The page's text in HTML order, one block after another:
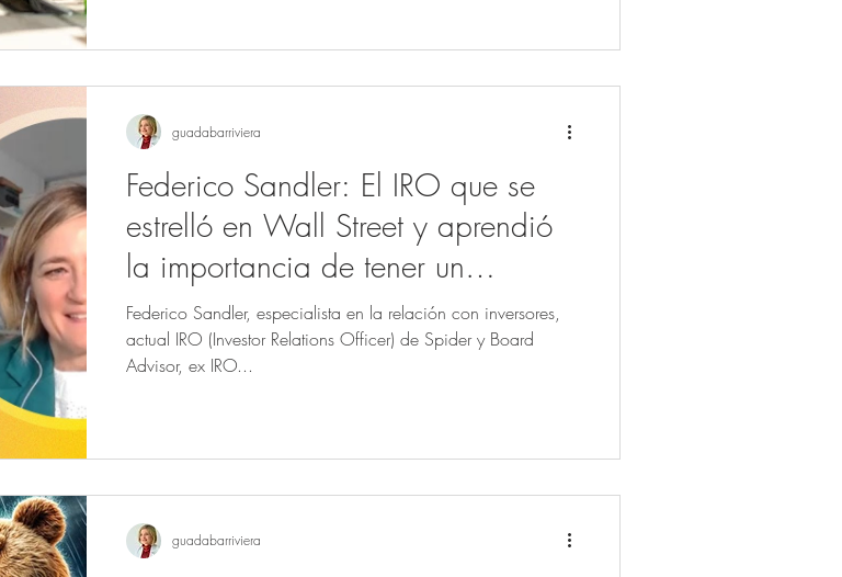
Federico Sandler: El IRO que se
estrelló en Wall Street y aprendió
la importancia de tener un
propósito
Federico Sandler, especialista en la relación con inversores,
actual IRO (Investor Relations Officer) de Spider y Board
Advisor, ex IRO...
guadabarriviera
guadabarriviera